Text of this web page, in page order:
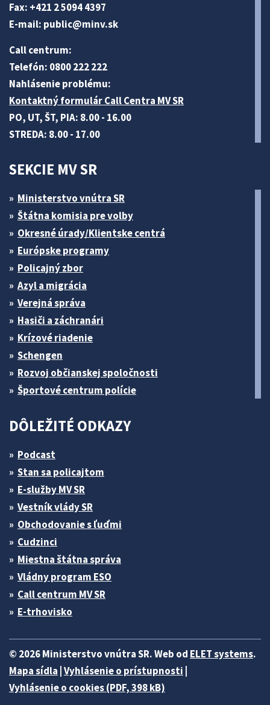
Fax: +421 2 5094 4397
E-mail: public@minv.sk
Call centrum:
Telefón: 0800 222 222
Nahlásenie problému:
Kontaktný formulár Call Centra MV SR
PO, UT, ŠT, PIA: 8.00 - 16.00
STREDA: 8.00 - 17.00
SEKCIE MV SR
Ministerstvo vnútra SR
Štátna komisia pre volby
Okresné úrady/Klientske centrá
Európske programy
Policajný zbor
Azyl a migrácia
Verejná správa
Hasiči a záchranári
Krízové riadenie
Schengen
Rozvoj občianskej spoločnosti
Športové centrum polície
DÔLEŽITÉ ODKAZY
Podcast
Stan sa policajtom
E-služby MV SR
Vestník vlády SR
Obchodovanie s ľuďmi
Cudzinci
Miestna štátna správa
Vládny program ESO
Call centrum MV SR
E-trhovisko
© 2026 Ministerstvo vnútra SR. Web od ELET systems.
Mapa sídla Vyhlásenie o prístupnosti
Vyhlásenie o cookies (PDF, 398 kB)